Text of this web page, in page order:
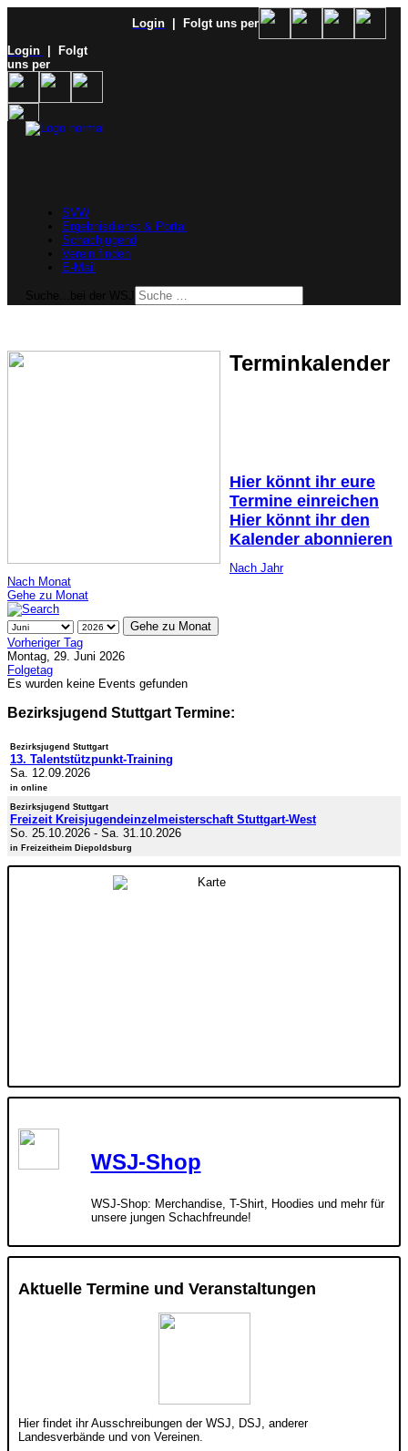
Login
| Folgt uns per
Login
| Folgt
uns per
SVW
Ergebnisdienst & Portal
Schachjugend
Verein finden
E-Mail
Terminkalender
Hier könnt ihr eure
Termine einreichen
Hier könnt ihr den
Kalender abonnieren
Nach Jahr
Nach Monat
Gehe zu Monat
Gehe zu Monat
Vorheriger Tag
Montag, 29. Juni 2026
Folgetag
Es wurden keine Events gefunden
Bezirksjugend Stuttgart Termine:
Bezirksjugend Stuttgart
13. Talentstützpunkt-Training
Sa. 12.09.2026
in online
Bezirksjugend Stuttgart
Freizeit Kreisjugendeinzelmeisterschaft Stuttgart-West
So. 25.10.2026 - Sa. 31.10.2026
in Freizeitheim Diepoldsburg
WSJ-Shop
WSJ-Shop: Merchandise, T-Shirt, Hoodies und mehr für
unsere jungen Schachfreunde!
Aktuelle Termine und Veranstaltungen
Hier findet ihr Ausschreibungen der WSJ, DSJ, anderer
Landesverbände und von Vereinen.